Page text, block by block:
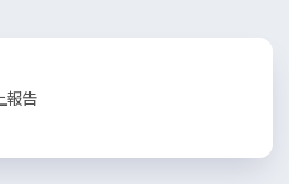
報告